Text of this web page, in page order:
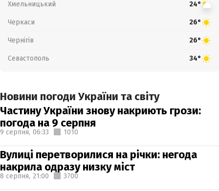
Хмельницький 24°
Черкаси 26°
Чернігів 26°
Севастополь 34°
Новини погоди України та світу
Частину України знову накриють грози:
погода на 9 серпня
9 серпня, 06:33 1010
Вулиці перетворилися на річки: негода
накрила одразу низку міст
8 серпня, 21:00 3700